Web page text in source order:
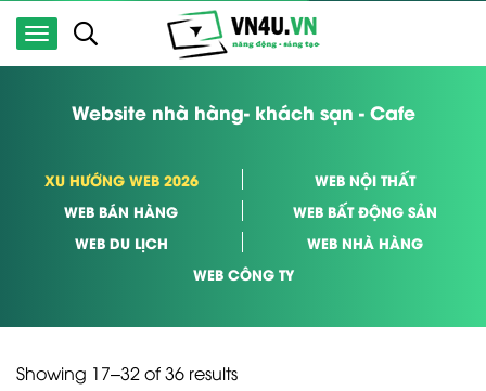
Website nhà hàng- khách sạn - Cafe
XU HƯỚNG WEB 2026
WEB NỘI THẤT
WEB BÁN HÀNG
WEB BẤT ĐỘNG SẢN
WEB DU LỊCH
WEB NHÀ HÀNG
WEB CÔNG TY
Showing 17–32 of 36 results